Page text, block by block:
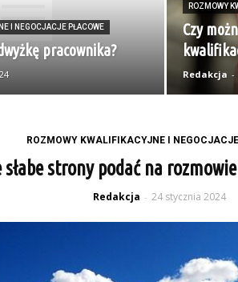
I NEGOCJACJE PŁACOWE
pracownika?
ROZMOWY
Czy
Redakcja -
ROZMOWY KWALIFIKACYJNE I
słabe strony podać na
Redakcja - 24 stycznia 2024